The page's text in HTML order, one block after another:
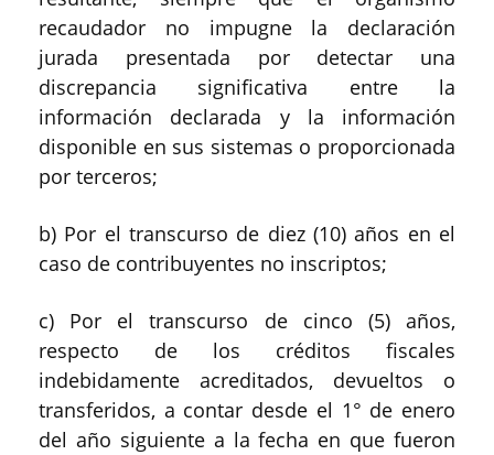
recaudador no impugne la declaración
jurada presentada por detectar una
discrepancia significativa entre la
información declarada y la información
disponible en sus sistemas o proporcionada
por terceros;
b) Por el transcurso de diez (10) años en el
caso de contribuyentes no inscriptos;
c) Por el transcurso de cinco (5) años,
respecto de los créditos fiscales
indebidamente acreditados, devueltos o
transferidos, a contar desde el 1° de enero
del año siguiente a la fecha en que fueron